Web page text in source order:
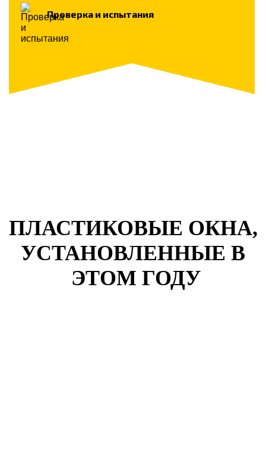
Проверка и испытания
ПЛАСТИКОВЫЕ ОКНА,
УСТАНОВЛЕННЫЕ В
ЭТОМ ГОДУ